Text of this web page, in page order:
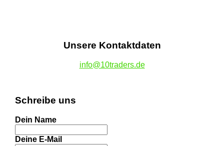
Unsere Kontaktdaten
info@10traders.de
Schreibe uns
Dein Name
Deine E-Mail